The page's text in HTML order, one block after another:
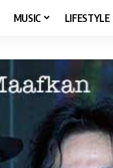
MUSIC LIFESTYLE